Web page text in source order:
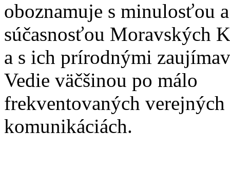
oboznamuje s minulosťou
súčasnosťou Moravských
a s ich prírodnými
Vedie väčšinou po málo
frekventovaných verejných
komunikáciách.